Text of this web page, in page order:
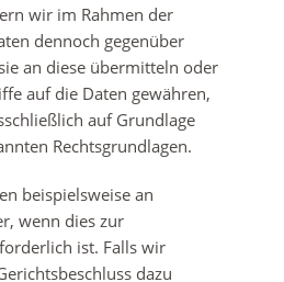
wir im Rahmen der
dennoch gegenüber
an diese übermitteln oder
auf die Daten gewähren,
auf Grundlage
Rechtsgrundlagen.
beispielsweise an
wenn dies zur
ist. Falls wir
dazu